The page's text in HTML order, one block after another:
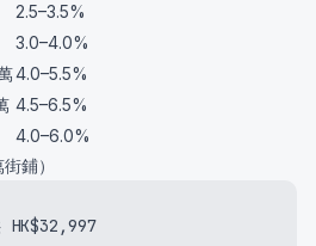
2.5–3.5%
3.0–4.0%
4.0–5.5%
4.5–6.5%
4.0–6.0%
鋪）